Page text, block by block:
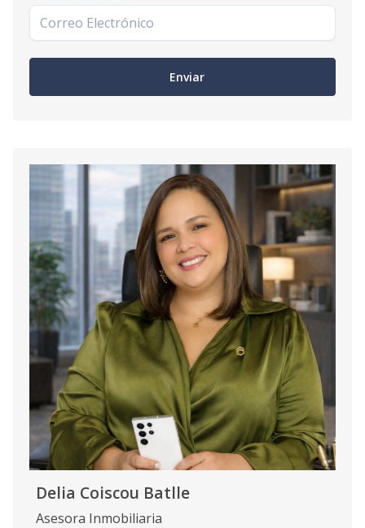
Enviar
Delia Coiscou Batlle
Asesora Inmobiliaria